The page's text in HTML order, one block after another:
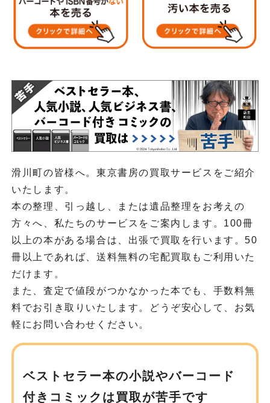
滑川町の皆様へ。東京書房の買取サービスをご紹介
いたします。
本の整理、引っ越し、または遺品整理をお考えの
方々へ、私たちのサービスをご案内します。100冊
以上の本がある場合は、出張で買取を行います。50
冊以上であれば、送料無料の宅配買取もご利用いた
だけます。
また、査定で値段がつかなかった本でも、手数料無
料でお引き取りいたします。どうぞ安心して、お気
軽にお問い合わせください。
ベストセラー本の小説やバーコード
付きコミックは買取が苦手です